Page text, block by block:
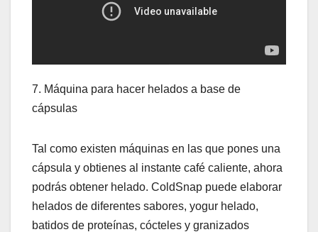
7. Máquina para hacer helados a base de
cápsulas
Tal como existen máquinas en las que pones una
cápsula y obtienes al instante café caliente, ahora
podrás obtener helado. ColdSnap puede elaborar
helados de diferentes sabores, yogur helado,
batidos de proteínas, cócteles y granizados